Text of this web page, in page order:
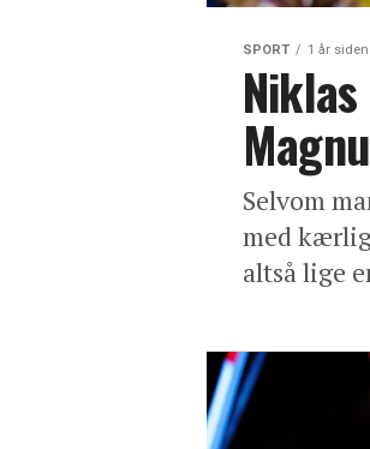
SPORT 1 år siden
Selvom
med
altså lige